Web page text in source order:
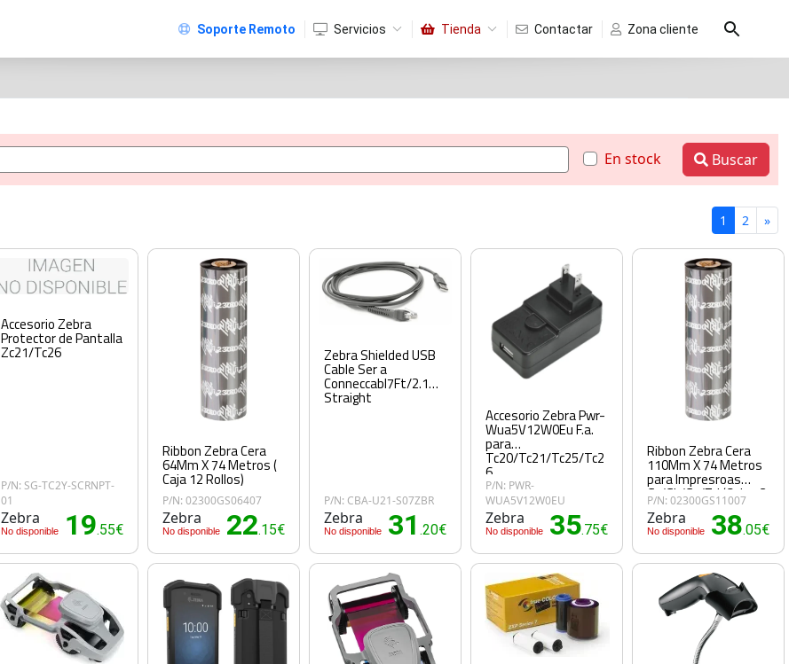
Soporte Remoto Servicios Tienda Contactar Zona cliente
En stock Buscar
1 2 »
Accesorio Zebra
Protector de Pantalla
Zc21/Tc26
P/N: SG-TC2Y-SCRNPT-
01
Zebra
No disponible 19.55€
Ribbon Zebra Cera
64Mm X 74 Metros (
Caja 12 Rollos)
P/N: 02300GS06407
Zebra
No disponible 22.15€
Zebra Shielded USB
Cable Ser a
Conneccabl7Ft/2.1M
Straight
P/N: CBA-U21-S07ZBR
Zebra
No disponible 31.20€
Accesorio Zebra Pwr-
Wua5V12W0Eu F.a.
para
Tc20/Tc21/Tc25/Tc2
6
P/N: PWR-
WUA5V12W0EU
Zebra
No disponible 35.75€
Ribbon Zebra Cera
110Mm X 74 Metros
para Impresroas
Gc/Gk/Gx/Zd (Caja 12
Rollos)
P/N: 02300GS11007
Zebra
No disponible 38.05€